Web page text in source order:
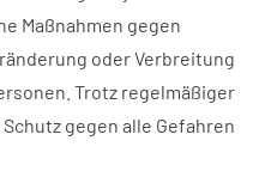
Maßnahmen gegen
oder Verbreitung
Trotz regelmäßiger
gegen alle Gefahren